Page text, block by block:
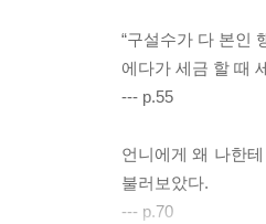
“구설수가 다 본인
에다가 세금 할 때
--- p.55
언니에게 왜 나한
불러보았다.
--- p.70